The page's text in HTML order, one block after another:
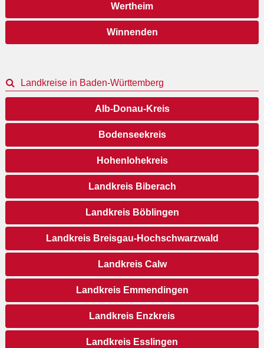
Wertheim
Winnenden
Landkreise in Baden-Württemberg
Alb-Donau-Kreis
Bodenseekreis
Hohenlohekreis
Landkreis Biberach
Landkreis Böblingen
Landkreis Breisgau-Hochschwarzwald
Landkreis Calw
Landkreis Emmendingen
Landkreis Enzkreis
Landkreis Esslingen